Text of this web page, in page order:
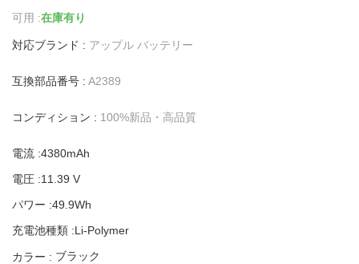
可用 :在庫有り
対応ブランド : アップル バッテリー
互換部品番号 : A2389
コンディション : 100%新品・高品質
電流 :4380mAh
電圧 :11.39 V
パワー :49.9Wh
充電池種類 :Li-Polymer
カラー : ブラック